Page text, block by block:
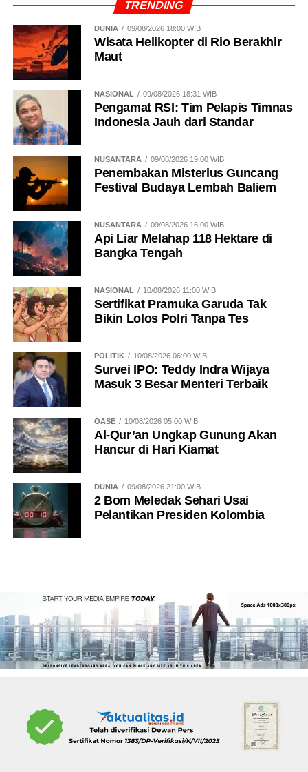
TRENDING
DUNIA 09/08/2026 18:00 WIB
Wisata Helikopter di Rio Berakhir
Maut
NASIONAL 09/08/2026 18:31 WIB
Pengamat RSI: Tim Pelapis Timnas
Indonesia Jauh dari Standar
NUSANTARA 09/08/2026 19:00 WIB
Penembakan Misterius Guncang
Festival Budaya Lembah Baliem
NUSANTARA 09/08/2026 16:00 WIB
Api Liar Melahap 118 Hektare di
Bangka Tengah
NASIONAL 10/08/2026 11:00 WIB
Sertifikat Pramuka Garuda Tak
Bikin Lolos Polri Tanpa Tes
POLITIK 10/08/2026 06:00 WIB
Survei IPO: Teddy Indra Wijaya
Masuk 3 Besar Menteri Terbaik
OASE 10/08/2026 05:00 WIB
Al-Qur’an Ungkap Gunung Akan
Hancur di Hari Kiamat
DUNIA 09/08/2026 21:00 WIB
2 Bom Meledak Sehari Usai
Pelantikan Presiden Kolombia